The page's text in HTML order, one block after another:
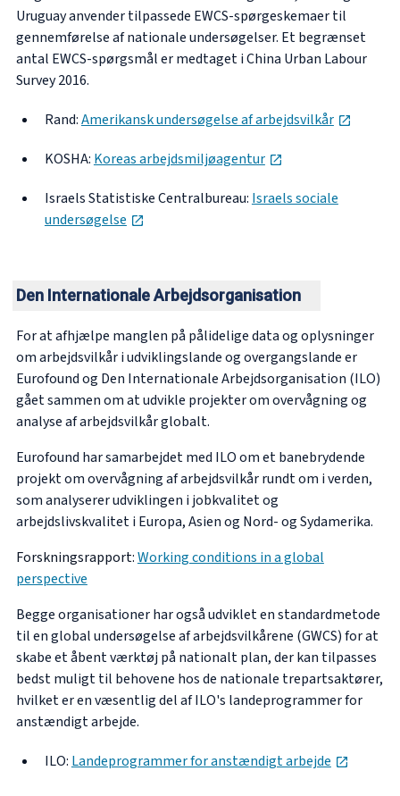
Uruguay anvender tilpassede EWCS-spørgeskemaer til
gennemførelse af nationale undersøgelser. Et begrænset
antal EWCS-spørgsmål er medtaget i China Urban Labour
Survey 2016.
Rand:Amerikansk undersøgelse af arbejdsvilkår
KOSHA: Koreas arbejdsmiljøagentur
Israels Statistiske Centralbureau: Israels sociale
undersøgelse
Den Internationale Arbejdsorganisation
For at afhjælpe manglen på pålidelige data og oplysninger
om arbejdsvilkår i udviklingslande og overgangslande er
Eurofound og Den Internationale Arbejdsorganisation (ILO)
gået sammen om at udvikle projekter om overvågning og
analyse af arbejdsvilkår globalt.
Eurofound har samarbejdet med ILO om et banebrydende
projekt om overvågning af arbejdsvilkår rundt om i verden,
som analyserer udviklingen i jobkvalitet og
arbejdslivskvalitet i Europa, Asien og Nord- og Sydamerika.
Forskningsrapport:Working conditions in a global
perspective
Begge organisationer har også udviklet en standardmetode
til en global undersøgelse af arbejdsvilkårene (GWCS) for at
skabe et åbent værktøj på nationalt plan, der kan tilpasses
bedst muligt til behovene hos de nationale trepartsaktører,
hvilket er en væsentlig del af ILO's landeprogrammer for
anstændigt arbejde.
ILO: Landeprogrammer for anstændigt arbejde